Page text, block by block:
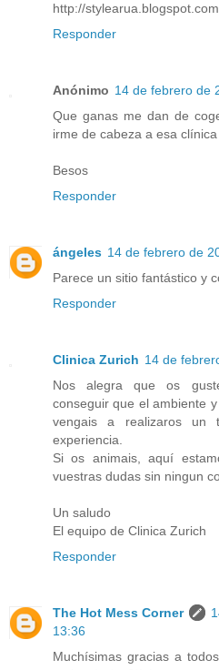
http://
Responder
Anónimo 14 de febrero de
Que ganas me dan de
irme de cabeza a esa
Besos
Responder
ángeles 14 de febrero de
Parece un sitio fantástico y
Responder
Clinica Zurich 14 de
Nos alegra que os
conseguir que el ambiente
vengais a realizaros un
experiencia.
Si os animais, aquí
vuestras dudas sin ningun
Un saludo
El equipo de Clinica Zurich
Responder
The Hot Mess Corner
13:36
Muchísimas gracias a